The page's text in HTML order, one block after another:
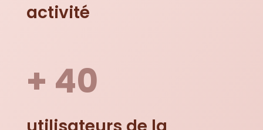
activité
+ 40